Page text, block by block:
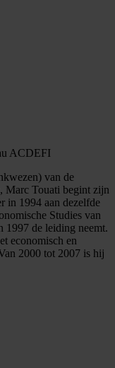
ACDEFI
van de
Marc Touati begint zijn
in 1994 aan dezelfde
Studies van
1997 de leiding neemt.
economisch en
2000 tot 2007 is hij